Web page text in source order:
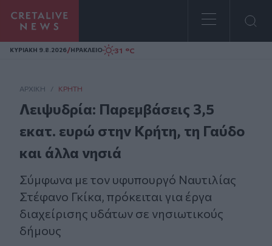
Homepage
ΚΥΡΙΑΚΗ 9.8.2026/ΗΡΑΚΛΕΙΟ 31 °C
ΑΡΧΙΚΗ / ΚΡΉΤΗ
Λειψυδρία: Παρεμβάσεις 3,5
εκατ. ευρώ στην Κρήτη, τη Γαύδο
και άλλα νησιά
Σύμφωνα με τον υφυπουργό Ναυτιλίας
Στέφανο Γκίκα, πρόκειται για έργα
διαχείρισης υδάτων σε νησιωτικούς
δήμους